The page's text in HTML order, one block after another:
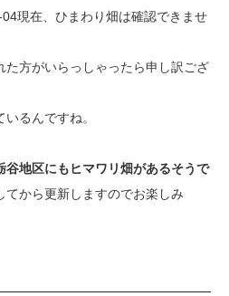
現在、ひまわり畑は確認できませ
た方がいらっしゃったら申し訳ござ
るんですね。
谷地区にもヒマワリ畑があるそうで
てから更新しますのでお楽しみ